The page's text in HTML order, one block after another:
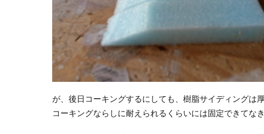
が、後日コーキングするにしても、樹脂サイディングは
コーキングならしに耐えられるくらいには固定できてな